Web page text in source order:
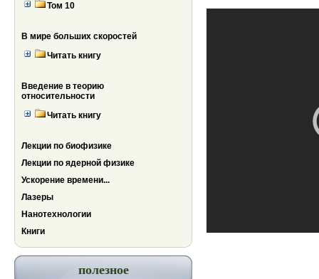
Том 10
В мире больших скоростей
Читать книгу
Введение в теорию
относительности
Читать книгу
Лекции по биофизике
Лекции по ядерной физике
Ускорение времени...
Лазеры
Нанотехнологии
Книги
полезное